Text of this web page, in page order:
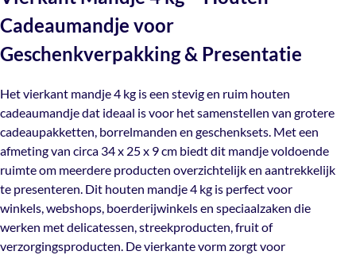
Artikelnummer MV04Z
€10,50 voor bestellingen binnen Nederland
€15 naar bestellingen in België
Mail ons
Het vierkant mandje 4 kg is een stevig en ruim houten
cadeaumandje dat ideaal is voor het samenstellen van
grotere cadeaupakketten, borrelmanden en
geschenksets. Met een afmeting van circa 34 x 25 x 9 cm
producten overzichtelijk en aantrekkelijk te presenteren.
Dit houten mandje 4 kg is perfect voor winkels,
webshops, boerderijwinkels en speciaalzaken die werken
met delicatessen, streekproducten, fruit of
verzorgingsproducten. De vierkante vorm zorgt voor
stabiliteit en een nette presentatie, terwijl de natuurlijke
houtlook een warme en ambachtelijke uitstraling geeft
die perfect past bij cadeauverpakkingen.
Cadeaumandje voor
Geschenkverpakking & Presentatie
Het vierkant mandje 4 kg is een stevig en ruim houten
cadeaumandje dat ideaal is voor het samenstellen van grotere
cadeaupakketten, borrelmanden en geschenksets. Met een
afmeting van circa 34 x 25 x 9 cm biedt dit mandje voldoende
ruimte om meerdere producten overzichtelijk en aantrekkelijk
te presenteren. Dit houten mandje 4 kg is perfect voor
winkels, webshops, boerderijwinkels en speciaalzaken die
werken met delicatessen, streekproducten, fruit of
verzorgingsproducten. De vierkante vorm zorgt voor